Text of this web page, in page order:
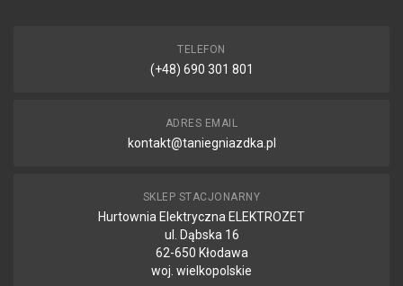
TELEFON
(+48) 690 301 801
ADRES EMAIL
kontakt@taniegniazdka.pl
SKLEP STACJONARNY
Hurtownia Elektryczna ELEKTROZET
ul. Dąbska 16
62-650 Kłodawa
woj. wielkopolskie